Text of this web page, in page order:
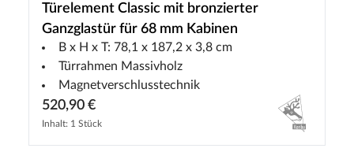
Türelement Classic mit bronzierter
Ganzglastür für 68 mm Kabinen
B x H x T: 78,1 x 187,2 x 3,8 cm
Türrahmen Massivholz
Magnetverschlusstechnik
520,90 €
Inhalt: 1 Stück